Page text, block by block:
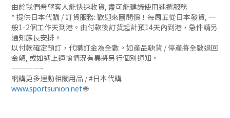
由於我們希望客人能快速收貨, 盡可能建議使用速遞服務
* 提供日本代購 / 訂貨服務: 歡迎來圖問價！每周五從日本發貨, 一
般1-2個工作天到港。由付款後訂貨起計預14天內到港，急件請另
通知族長安排。
以付款確定預訂，代購訂金為全數。如產品缺貨 / 停產將全數退回
金額, 或如遇上運輸情況有異將另行個別通知。
————-
網購更多運動相關用品 / #日本代購
www.sportsunion.net🌐